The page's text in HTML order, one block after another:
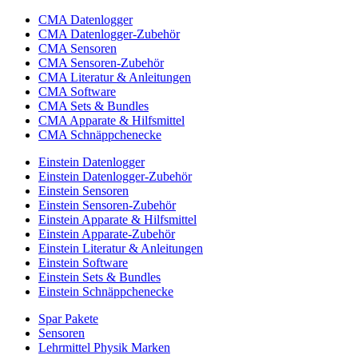
CMA Datenlogger
CMA Datenlogger-Zubehör
CMA Sensoren
CMA Sensoren-Zubehör
CMA Literatur & Anleitungen
CMA Software
CMA Sets & Bundles
CMA Apparate & Hilfsmittel
CMA Schnäppchenecke
Einstein Datenlogger
Einstein Datenlogger-Zubehör
Einstein Sensoren
Einstein Sensoren-Zubehör
Einstein Apparate & Hilfsmittel
Einstein Apparate-Zubehör
Einstein Literatur & Anleitungen
Einstein Software
Einstein Sets & Bundles
Einstein Schnäppchenecke
Spar Pakete
Sensoren
Lehrmittel Physik Marken